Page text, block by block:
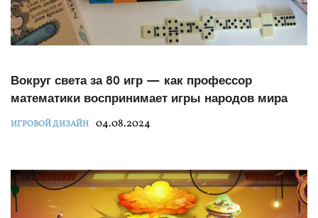
Вокруг света за 80 игр — как профессор
математики воспринимает игры народов мира
ИГРОВОЙ ДИЗАЙН 04.08.2024